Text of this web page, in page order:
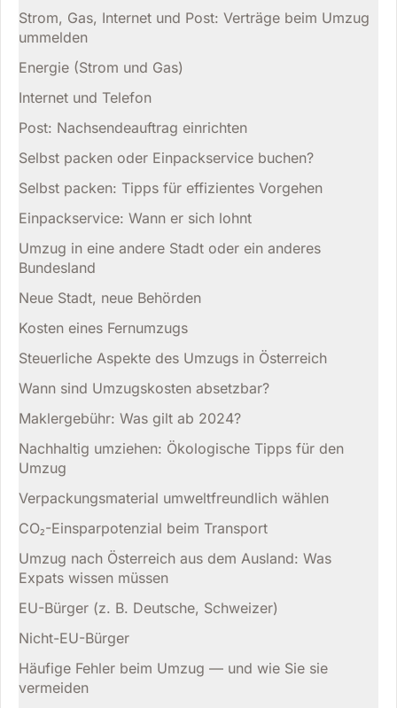
Strom, Gas, Internet und Post: Verträge beim Umzug
ummelden
Energie (Strom und Gas)
Internet und Telefon
Post: Nachsendeauftrag einrichten
Selbst packen oder Einpackservice buchen?
Selbst packen: Tipps für effizientes Vorgehen
Einpackservice: Wann er sich lohnt
Umzug in eine andere Stadt oder ein anderes
Bundesland
Neue Stadt, neue Behörden
Kosten eines Fernumzugs
Steuerliche Aspekte des Umzugs in Österreich
Wann sind Umzugskosten absetzbar?
Maklergebühr: Was gilt ab 2024?
Nachhaltig umziehen: Ökologische Tipps für den
Umzug
Verpackungsmaterial umweltfreundlich wählen
CO₂-Einsparpotenzial beim Transport
Umzug nach Österreich aus dem Ausland: Was
Expats wissen müssen
EU-Bürger (z. B. Deutsche, Schweizer)
Nicht-EU-Bürger
Häufige Fehler beim Umzug — und wie Sie sie
vermeiden